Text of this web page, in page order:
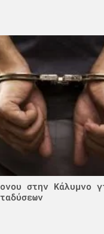
στην Κάλυμνο